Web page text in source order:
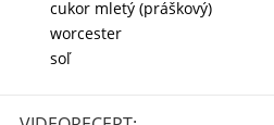
cukor mletý (práškový)
worcester
soľ